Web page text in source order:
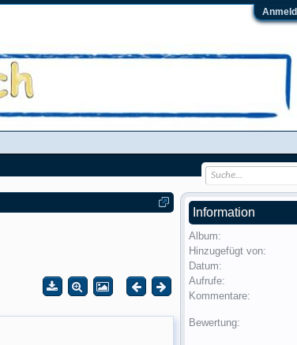
Information
Album:
Hinzugefügt von:
Datum:
Aufrufe:
Kommentare:
Bewertung: